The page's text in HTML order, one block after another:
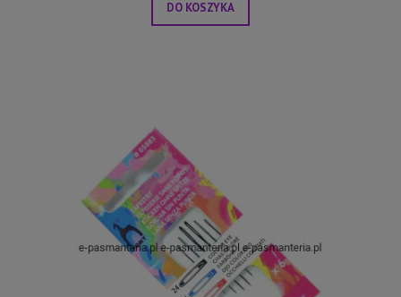
DO KOSZYKA